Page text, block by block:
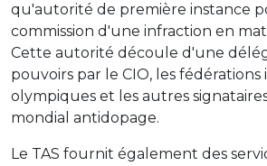
qu'autorité de première instance
commission d'une infraction en
Cette autorité découle d'une
pouvoirs par le CIO, les
olympiques et les autres
mondial antidopage.
Le TAS fournit également des